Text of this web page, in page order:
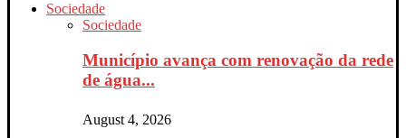
Sociedade
Sociedade
Município avança com renovação da rede
de água...
August 4, 2026